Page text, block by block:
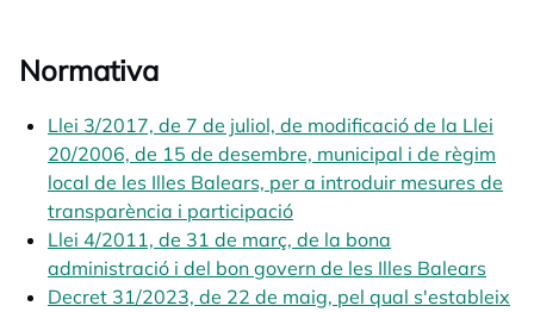
Normativa
Llei 3/2017, de 7 de juliol, de modificació de la Llei
20/2006, de 15 de desembre, municipal i de règim
local de les Illes Balears, per a introduir mesures de
transparència i participació
opens in a new tab
Llei 4/2011, de 31 de març, de la bona
administració i del bon govern de les Illes Balears
Decret 31/2023, de 22 de maig, pel qual s'estableix